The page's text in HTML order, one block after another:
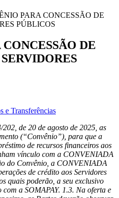
PARA CONCESSÃO DE
PÚBLICOS
DE
e Transferências
de 20 de agosto de 2025, as
(“Convênio”), para que a
de recursos financeiros aos
vínculo com a CONVENIADA
do Convênio, a CONVENIADA
de crédito aos Servidores
quais poderão, a seu exclusivo
a SOMAPAY. 1.3. Na oferta e